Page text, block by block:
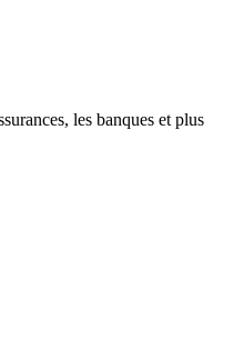
les banques et plus